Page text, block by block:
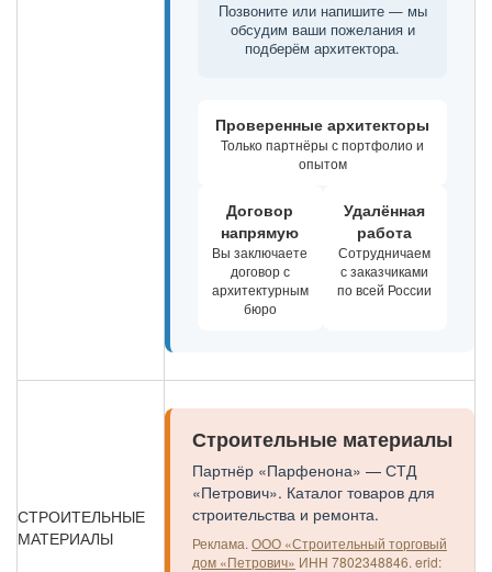
Позвоните или напишите — мы
обсудим ваши пожелания и
подберём архитектора.
Проверенные архитекторы
Только партнёры с портфолио и
опытом
Договор
напрямую
Вы заключаете
договор с
архитектурным
бюро
Удалённая
работа
Сотрудничаем
с заказчиками
по всей России
СТРОИТЕЛЬНЫЕ
МАТЕРИАЛЫ
Строительные материалы
Партнёр «Парфенона» — СТД
«Петрович». Каталог товаров для
строительства и ремонта.
Реклама. ООО «Строительный торговый
дом «Петрович» ИНН 7802348846. erid: